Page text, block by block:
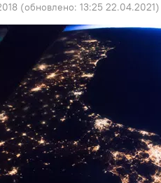
(обновлено: 13:25 22.04.2021)